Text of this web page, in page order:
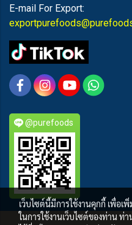
E-mail For Export:
@purefoods
เว็บไซต์นี้มีการใช้งานคุกกี้ เพื่อ
ในการใช้งานเว็บไซต์ของท่าน ท่